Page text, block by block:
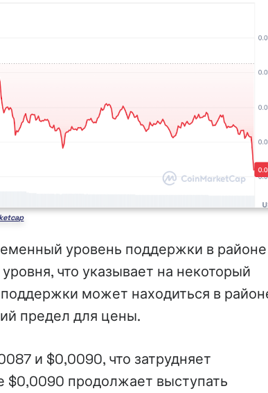
уровень поддержки в районе
что указывает на некоторый
может находиться в
предел для цены.
и $0,0090, что затрудняет
$0,0090 продолжает выступать